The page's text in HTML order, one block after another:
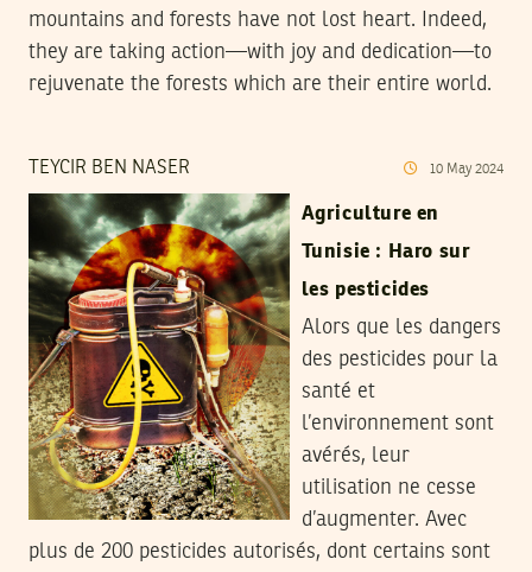
mountains and forests have not lost heart. Indeed,
they are taking action—with joy and dedication—to
rejuvenate the forests which are their entire world.
TEYCIR BEN NASER 10 May 2024
Agriculture en
Tunisie : Haro sur
les pesticides
Alors que les dangers
des pesticides pour la
santé et
l’environnement sont
avérés, leur
utilisation ne cesse
d’augmenter. Avec
plus de 200 pesticides autorisés, dont certains sont